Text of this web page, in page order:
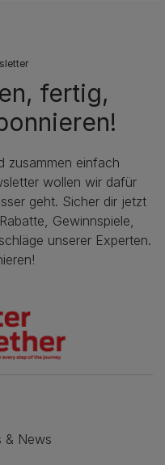
fertig,
zusammen einfach
wollen wir dafür
geht. Sicher dir jetzt
Gewinnspiele,
unserer Experten.
& News